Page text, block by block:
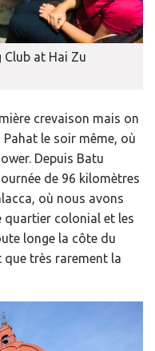
Club at Hai Zu
crevaison mais on
le soir même, où
Depuis Batu
de 96 kilomètres
où nous avons
quartier colonial et les
longe la côte du
très rarement la